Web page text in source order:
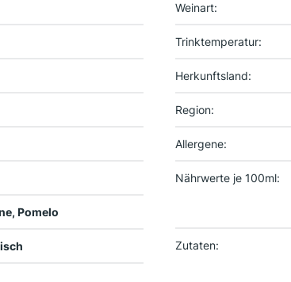
Pomelo
Weinart:
Trinktemperatur:
Herkunftsland:
Region:
Allergene:
Nährwerte je 100ml:
Zutaten: